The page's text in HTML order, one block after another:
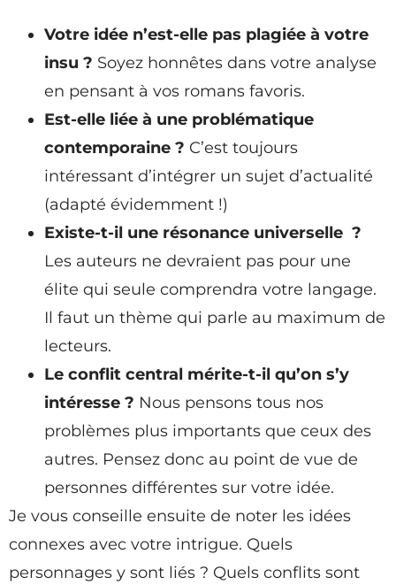
Votre idée n’est-elle pas plagiée à votre
insu ? Soyez honnêtes dans votre analyse
en pensant à vos romans favoris.
Est-elle liée à une problématique
contemporaine ? C’est toujours
intéressant d’intégrer un sujet d’actualité
(adapté évidemment !)
Existe-t-il une résonance universelle ?
Les auteurs ne devraient pas pour une
élite qui seule comprendra votre langage.
Il faut un thème qui parle au maximum de
lecteurs.
Le conflit central mérite-t-il qu’on s’y
intéresse ? Nous pensons tous nos
problèmes plus importants que ceux des
autres. Pensez donc au point de vue de
personnes différentes sur votre idée.
Je vous conseille ensuite de noter les idées
connexes avec votre intrigue. Quels
personnages y sont liés ? Quels conflits sont